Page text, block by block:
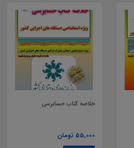
خلاصه کتاب حسابرسی
55,000 تومان